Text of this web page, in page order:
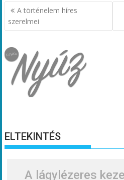
Bejegyzés
navigáció
A történelem híres
szerelmei
ELTEKINTÉS
A lágylézeres